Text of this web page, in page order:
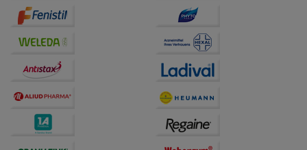
Drittseiten möglichst relevant für Sie zu gestalten.
Bitte beachten Sie, dass Daten hierfür teilweise an
Dritte wie z.B. Google oder soziale Medien